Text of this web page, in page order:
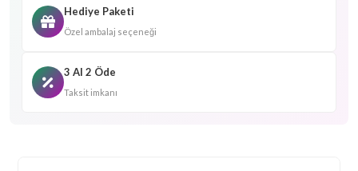
Hediye Paketi
Özel ambalaj seçeneği
3 Al 2 Öde
Taksit imkanı